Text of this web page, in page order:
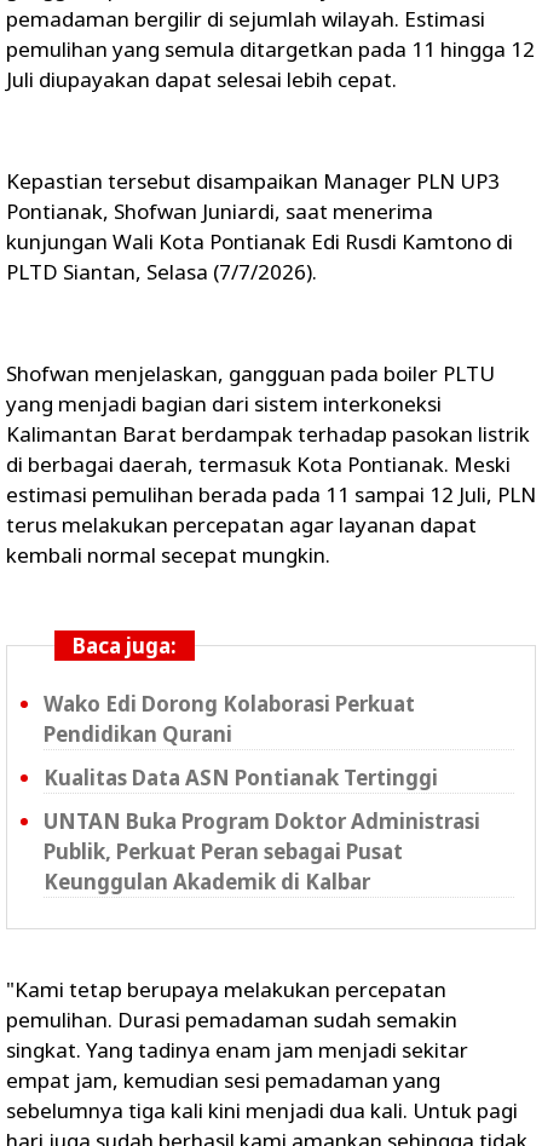
pemadaman bergilir di sejumlah wilayah. Estimasi
pemulihan yang semula ditargetkan pada 11 hingga 12
Juli diupayakan dapat selesai lebih cepat.
Kepastian tersebut disampaikan Manager PLN UP3
Pontianak, Shofwan Juniardi, saat menerima
kunjungan Wali Kota Pontianak Edi Rusdi Kamtono di
PLTD Siantan, Selasa (7/7/2026).
Shofwan menjelaskan, gangguan pada boiler PLTU
yang menjadi bagian dari sistem interkoneksi
Kalimantan Barat berdampak terhadap pasokan listrik
di berbagai daerah, termasuk Kota Pontianak. Meski
estimasi pemulihan berada pada 11 sampai 12 Juli, PLN
terus melakukan percepatan agar layanan dapat
kembali normal secepat mungkin.
Baca juga:
Wako Edi Dorong Kolaborasi Perkuat
Pendidikan Qurani
Kualitas Data ASN Pontianak Tertinggi
UNTAN Buka Program Doktor Administrasi
Publik, Perkuat Peran sebagai Pusat
Keunggulan Akademik di Kalbar
"Kami tetap berupaya melakukan percepatan
pemulihan. Durasi pemadaman sudah semakin
singkat. Yang tadinya enam jam menjadi sekitar
empat jam, kemudian sesi pemadaman yang
sebelumnya tiga kali kini menjadi dua kali. Untuk pagi
hari juga sudah berhasil kami amankan sehingga tidak